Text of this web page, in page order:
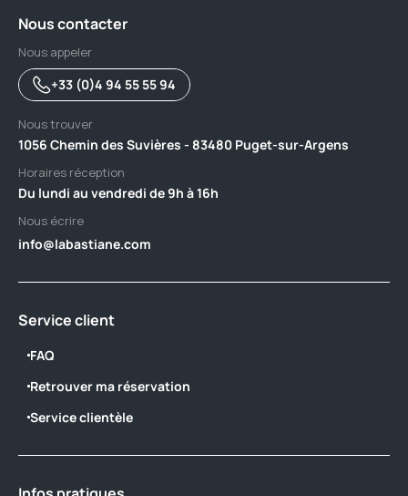
Nous contacter
Nous appeler
+33 (0)4 94 55 55 94
Nous trouver
1056 Chemin des Suvières - 83480 Puget-sur-Argens
Horaires réception
Du lundi au vendredi de 9h à 16h
Nous écrire
info@labastiane.com
Service client
FAQ
Retrouver ma réservation
Service clientèle